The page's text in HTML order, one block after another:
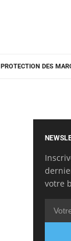
PROTECTION DES
votre